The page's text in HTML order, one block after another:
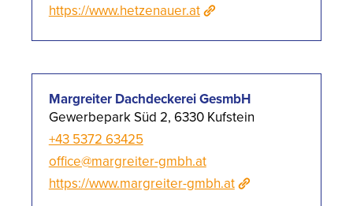
https://www.hetzenauer.at
Margreiter Dachdeckerei GesmbH
Gewerbepark Süd 2, 6330 Kufstein
+43 5372 63425
office@margreiter-gmbh.at
https://www.margreiter-gmbh.at